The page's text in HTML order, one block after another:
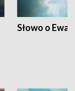
Słowo o